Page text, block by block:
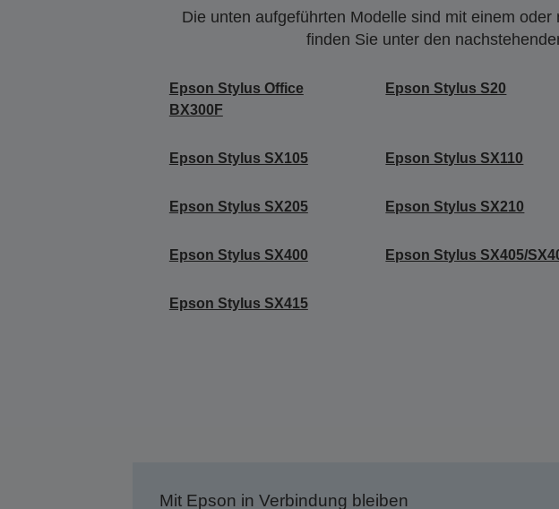
Die unten aufgeführten Modelle sind mit einem
finden Sie unter den
Epson Stylus Office
BX300F
Epson Stylus S20
Epson Stylus SX105 Epson Stylus SX110
Epson Stylus SX205 Epson Stylus SX210
Epson Stylus SX400 Epson Stylus SX405/
Epson Stylus SX415
Mit Epson in Verbindung bleiben